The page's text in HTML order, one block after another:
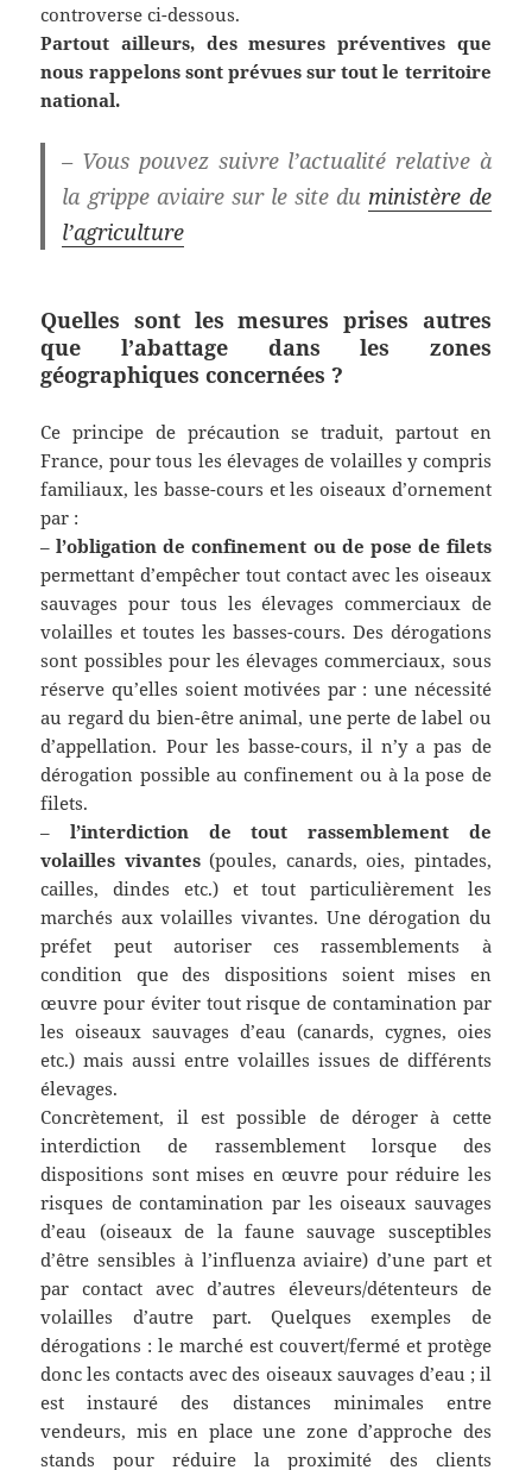
controverse ci-dessous.
Partout ailleurs, des mesures préventives que
nous rappelons sont prévues sur tout le territoire
national.
– Vous pouvez suivre l’actualité relative à
la grippe aviaire sur le site du ministère de
l’agriculture
Quelles sont les mesures prises autres
que l’abattage dans les zones
géographiques concernées ?
Ce principe de précaution se traduit, partout en
France, pour tous les élevages de volailles y compris
familiaux, les basse-cours et les oiseaux d’ornement
par :
–l’obligation de confinement ou de pose de filets
permettant d’empêcher tout contact avec les oiseaux
sauvages pour tous les élevages commerciaux de
volailles et toutes les basses-cours. Des dérogations
sont possibles pour les élevages commerciaux, sous
réserve qu’elles soient motivées par : une nécessité
au regard du bien-être animal, une perte de label ou
d’appellation. Pour les basse-cours, il n’y a pas de
dérogation possible au confinement ou à la pose de
filets.
–l’interdiction de tout rassemblement de
volailles vivantes(poules, canards, oies, pintades,
cailles, dindes etc.) et tout particulièrement les
marchés aux volailles vivantes. Une dérogation du
préfet peut autoriser ces rassemblements à
condition que des dispositions soient mises en
œuvre pour éviter tout risque de contamination par
les oiseaux sauvages d’eau (canards, cygnes, oies
etc.) mais aussi entre volailles issues de différents
élevages.
Concrètement, il est possible de déroger à cette
interdiction de rassemblement lorsque des
dispositions sont mises en œuvre pour réduire les
risques de contamination par les oiseaux sauvages
d’eau (oiseaux de la faune sauvage susceptibles
d’être sensibles à l’influenza aviaire) d’une part et
par contact avec d’autres éleveurs/détenteurs de
volailles d’autre part. Quelques exemples de
dérogations : le marché est couvert/fermé et protège
donc les contacts avec des oiseaux sauvages d’eau ; il
est instauré des distances minimales entre
vendeurs, mis en place une zone d’approche des
stands pour réduire la proximité des clients